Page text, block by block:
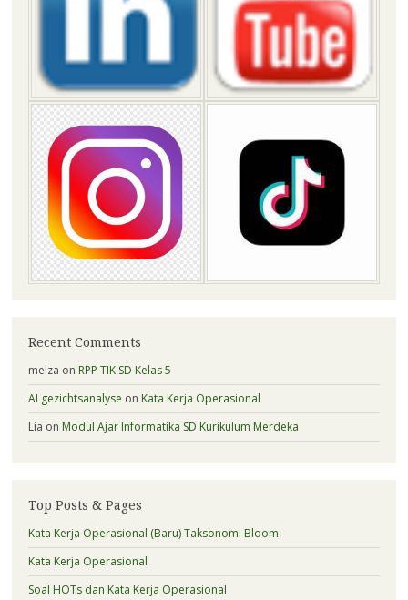
Recent Comments
melza on RPP TIK SD Kelas 5
AI gezichtsanalyse on Kata Kerja Operasional
Lia on Modul Ajar Informatika SD Kurikulum Merdeka
Top Posts & Pages
Kata Kerja Operasional (Baru) Taksonomi Bloom
Kata Kerja Operasional
Soal HOTs dan Kata Kerja Operasional